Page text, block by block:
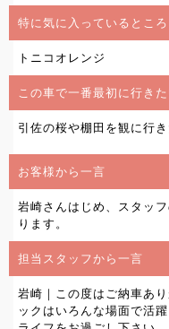
特に気に入っているところ
トニコオレンジ
この車で一番最初に行き
引佐の桜や棚田を観に行き
お客様から一言
岩崎さんはじめ、スタッ
ります。
担当スタッフから一言
岩崎｜この度はご納車あ
ックはいろんな場面で活